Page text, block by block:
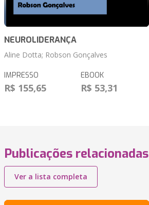
NEUROLIDERANÇA
Aline Dotta; Robson Gonçalves
IMPRESSO
R$ 155,65
EBOOK
R$ 53,31
Publicações relacionadas
Ver a lista completa